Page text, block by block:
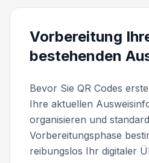
Vorbereitung
bestehenden
Bevor Sie QR Codes
Ihre aktuellen
organisieren und
Vorbereitungsphase
reibungslos Ihr digitaler